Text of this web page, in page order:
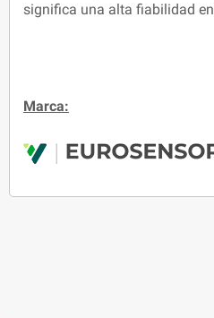
significa una alta fiabilidad
Marca: